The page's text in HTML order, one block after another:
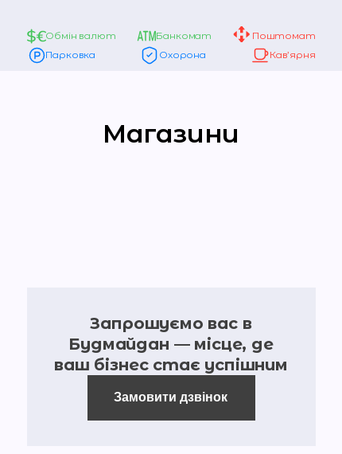
Обмін валют Банкомат
Поштомат
Парковка
Охорона Кав’ярня
Магазини
Запрошуємо вас в
Будмайдан — місце, де
ваш бізнес стає успішним
Замовити дзвінок